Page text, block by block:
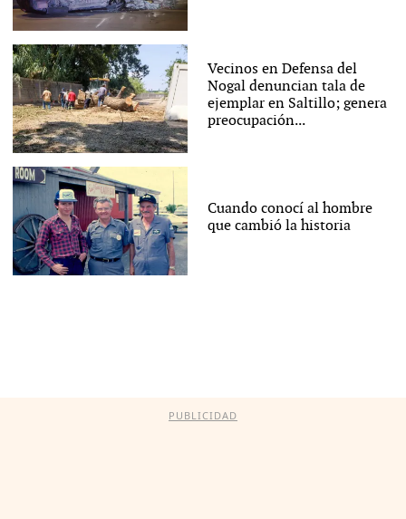
Vecinos en Defensa del
Nogal denuncian tala de
ejemplar en Saltillo; genera
preocupación...
Cuando conocí al hombre
que cambió la historia
PUBLICIDAD